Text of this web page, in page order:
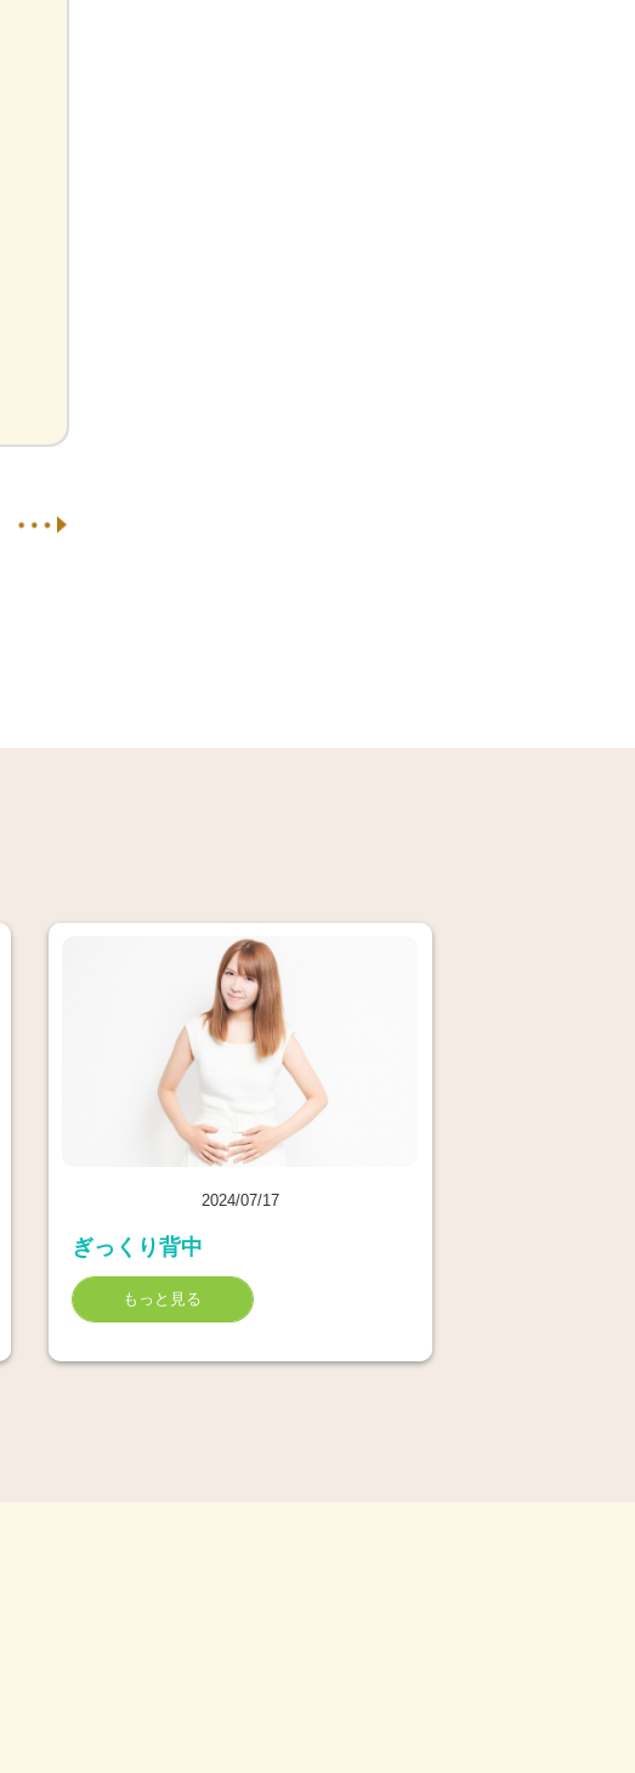
2024/07/17
ぎっくり背中
もっと見る